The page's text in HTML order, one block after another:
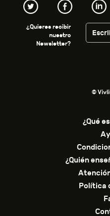
¿Quieres recibir
nuestro
Newsletter?
©
¿Qué
¿Quién
Política